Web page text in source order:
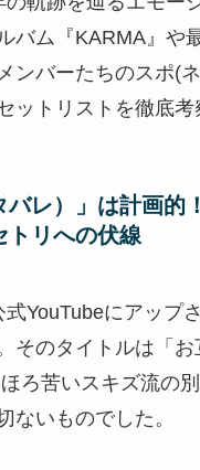
バム『KARMA』や
ンバーたちのスポ(
ットリストを徹底考
バレ）」は計画的
トリへの伏線
YouTubeにアップ
そのタイトルは「
ろ苦いスキズ流の
ないものでした。